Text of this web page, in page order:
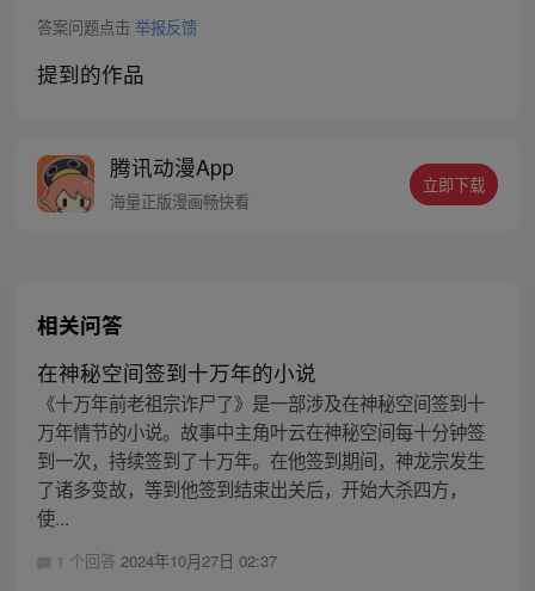
答案问题点击 举报反馈
提到的作品
腾讯动漫App
海量正版漫画畅快看
立即下载
相关问答
在神秘空间签到十万年的小说
《十万年前老祖宗诈尸了》是一部涉及在神秘空间签到十
万年情节的小说。故事中主角叶云在神秘空间每十分钟签
到一次，持续签到了十万年。在他签到期间，神龙宗发生
了诸多变故，等到他签到结束出关后，开始大杀四方，
使...
1 个回答 2024年10月27日 02:37